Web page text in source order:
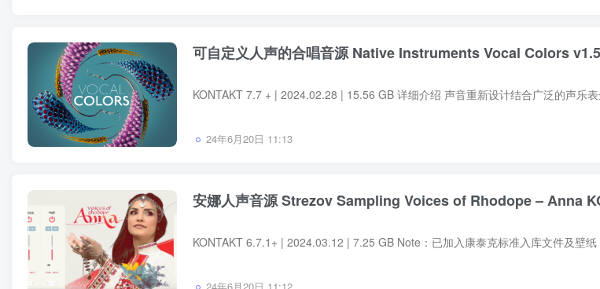
可自定义人声的合唱音源 Native Instruments Vocal Colors
24年6月20日 11:13
安娜人声音源 Strezov Sampling Voices of Rhodope – Anna